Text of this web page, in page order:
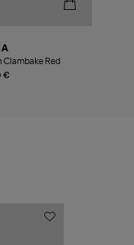
€
Clambake Red